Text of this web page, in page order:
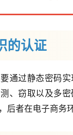
的认证
通过静态密码
、窃取以及多
后者在电子商务